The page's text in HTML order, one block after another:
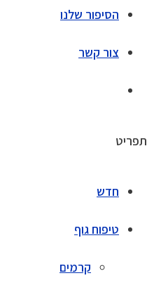
הסיפור שלנו
צור קשר
תפריט
חדש
טיפוח גוף
קרמים